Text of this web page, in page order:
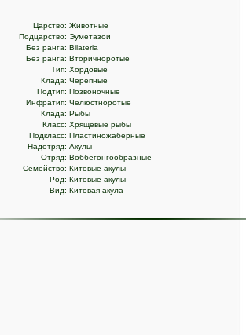
Царство: Животные
Подцарство: Эуметазои
Без ранга: Bilateria
Без ранга: Вторичноротые
Тип: Хордовые
Клада: Черепные
Подтип: Позвоночные
Инфратип: Челюстноротые
Клада: Рыбы
Класс: Хрящевые рыбы
Подкласс: Пластиножаберные
Надотряд: Акулы
Отряд: Воббегонгообразные
Семейство: Китовые акулы
Род: Китовые акулы
Вид: Китовая акула